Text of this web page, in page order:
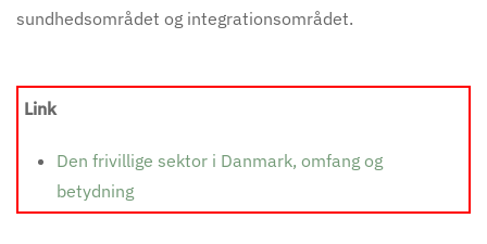
sundhedsområdet og integrationsområdet.
Link
Den frivillige sektor i Danmark, omfang og
betydning